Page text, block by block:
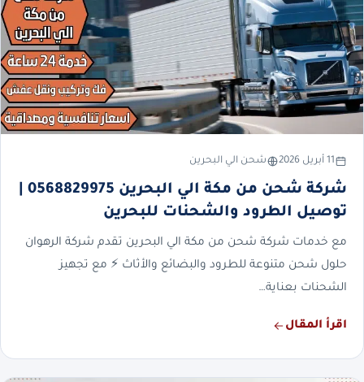
11 أبريل 2026 شحن الي البحرين
توصيل الطرود والشحنات للبحرين
مع خدمات شركة شحن من مكة الي البحرين تقدم شركة الرهوان
حلول شحن متنوعة للطرود والبضائع والأثاث ⚡ مع تجهيز
الشحنات بعناية…
اقرأ المقال